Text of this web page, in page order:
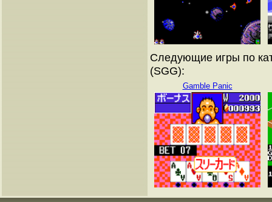
Следующие игры по
(SGG):
Gamble Panic